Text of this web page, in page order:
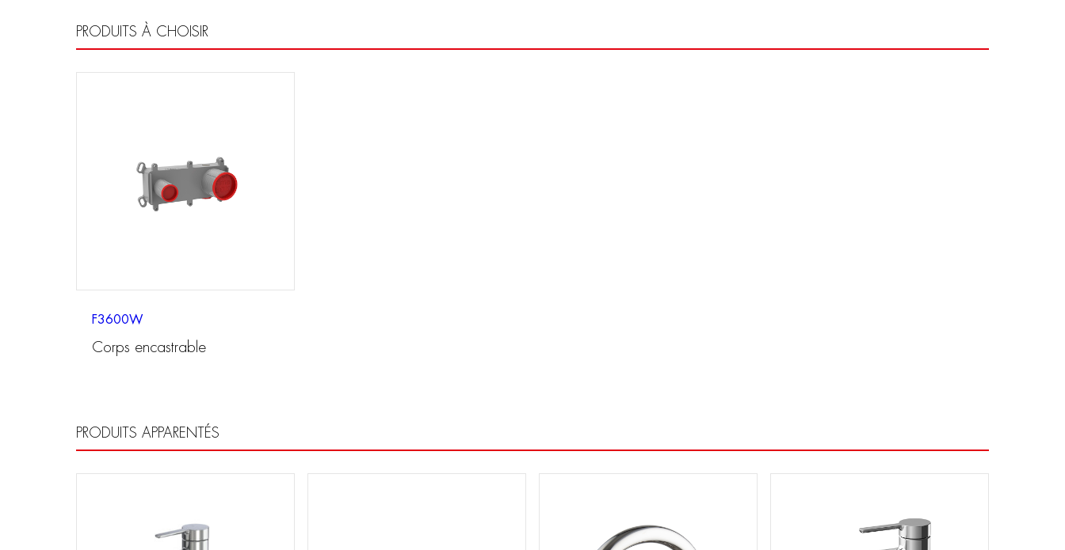
PRODUITS À CHOISIR
F3600W
Corps encastrable
PRODUITS APPARENTÉS